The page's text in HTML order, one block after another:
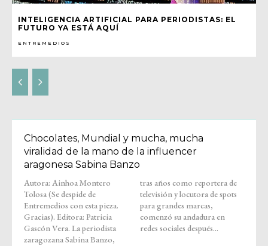
INTELIGENCIA ARTIFICIAL PARA PERIODISTAS: EL
FUTURO YA ESTÁ AQUÍ
ENTREMEDIOS
Chocolates, Mundial y mucha, mucha
viralidad de la mano de la influencer
aragonesa Sabina Banzo
Autora: Ainhoa Montero
Tolosa (Se despide de
Entremedios con esta pieza.
Gracias). Editora: Patricia
Gascón Vera. La periodista
zaragozana Sabina Banzo,
tras años como reportera de
televisión y locutora de spots
para grandes marcas,
comenzó su andadura en
redes sociales después...